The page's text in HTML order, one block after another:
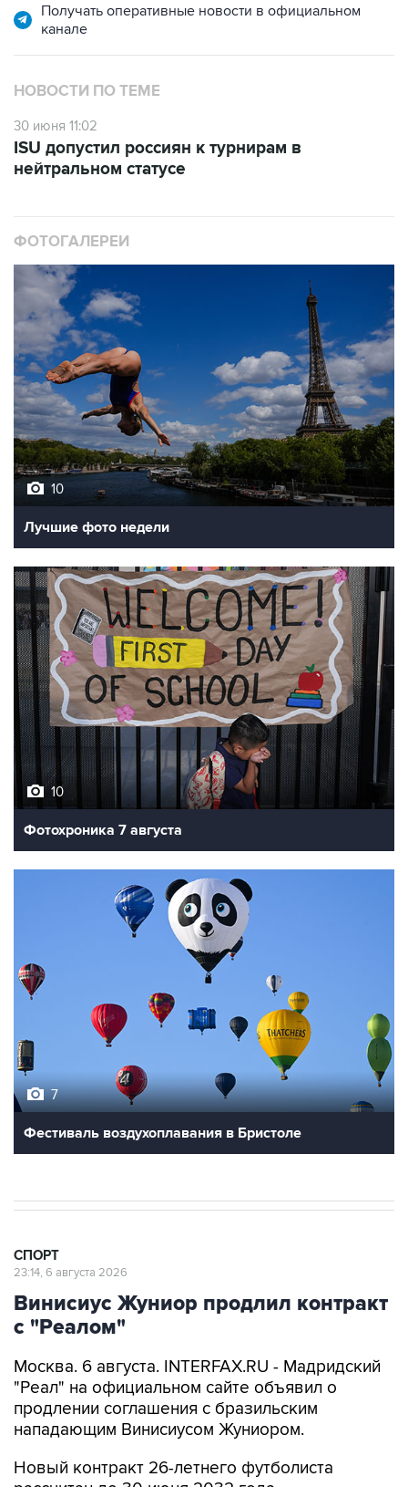
Получать оперативные новости в официальном
канале
НОВОСТИ ПО ТЕМЕ
30 июня 11:02
ISU допустил россиян к турнирам в
нейтральном статусе
ФОТОГАЛЕРЕИ
10
Лучшие фото недели
10
Фотохроника 7 августа
7
Фестиваль воздухоплавания в Бристоле
СПОРТ
23:14, 6 августа 2026
Винисиус Жуниор продлил контракт
с "Реалом"
Москва. 6 августа. INTERFAX.RU - Мадридский
"Реал" на официальном сайте объявил о
продлении соглашения с бразильским
нападающим Винисиусом Жуниором.
Новый контракт 26-летнего футболиста